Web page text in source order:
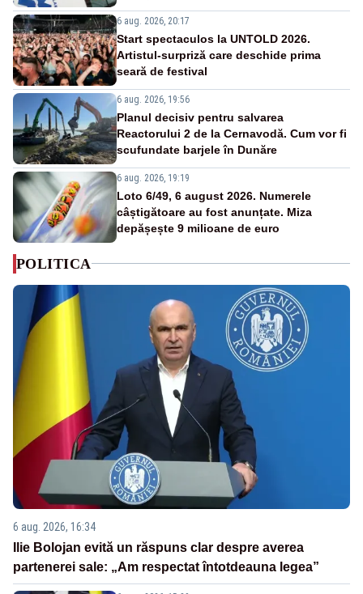
6 aug. 2026, 20:17
Start spectaculos la UNTOLD 2026.
Artistul-surpriză care deschide prima
seară de festival
6 aug. 2026, 19:56
Planul decisiv pentru salvarea
Reactorului 2 de la Cernavodă. Cum vor fi
scufundate barjele în Dunăre
6 aug. 2026, 19:19
Loto 6/49, 6 august 2026. Numerele
câștigătoare au fost anunțate. Miza
depășește 9 milioane de euro
POLITICA
6 aug. 2026, 16:34
Ilie Bolojan evită un răspuns clar despre averea
partenerei sale: „Am respectat întotdeauna legea”